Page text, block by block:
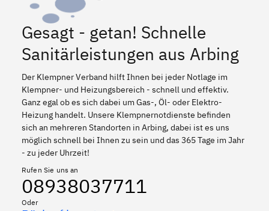
Gesagt - getan! Schnelle
Sanitärleistungen aus Arbing
Der Klempner Verband hilft Ihnen bei jeder Notlage im
Klempner- und Heizungsbereich - schnell und effektiv.
Ganz egal ob es sich dabei um Gas-, Öl- oder Elektro-
Heizung handelt. Unsere Klempnernotdienste befinden
sich an mehreren Standorten in Arbing, dabei ist es uns
möglich schnell bei Ihnen zu sein und das 365 Tage im Jahr
- zu jeder Uhrzeit!
Rufen Sie uns an
08938037711
Oder